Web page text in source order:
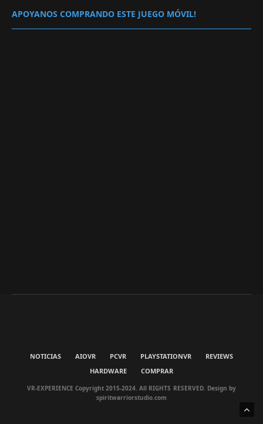
APOYANOS COMPRANDO ESTE JUEGO MÓVIL!
NOTICIAS AIOVR PCVR PLAYSTATIONVR
REVIEWS
HARDWARE
COMPRAR
VR-EXPERIENCE Copyright 2015-2024. All RIGHTS RESERVED. Design by
spiritwarriorstudio.com